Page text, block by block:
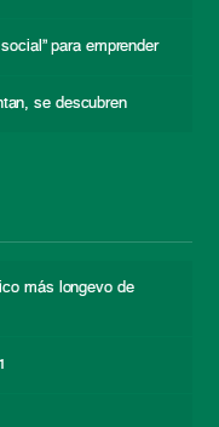
para emprender
se descubren
más longevo de